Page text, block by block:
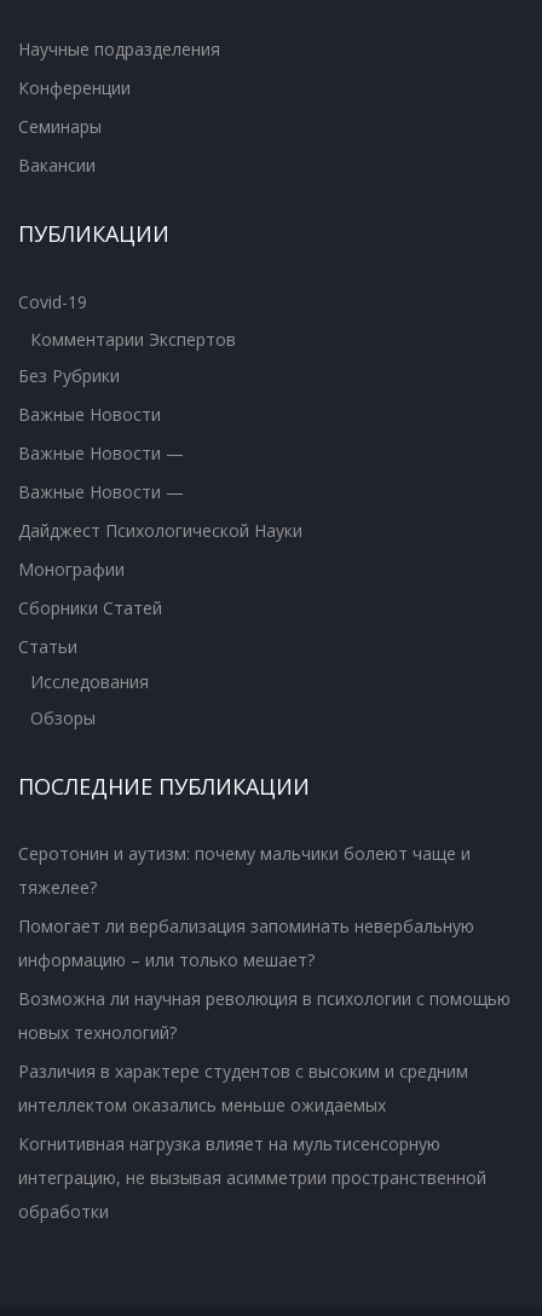
Научные подразделения
Конференции
Семинары
Вакансии
ПУБЛИКАЦИИ
Covid-19
Комментарии Экспертов
Без Рубрики
Важные Новости
Важные Новости —
Важные Новости —
Дайджест Психологической Науки
Монографии
Сборники Статей
Статьи
Исследования
Обзоры
ПОСЛЕДНИЕ ПУБЛИКАЦИИ
Серотонин и аутизм: почему мальчики болеют чаще и
тяжелее?
Помогает ли вербализация запоминать невербальную
информацию – или только мешает?
Возможна ли научная революция в психологии с помощью
новых технологий?
Различия в характере студентов с высоким и средним
интеллектом оказались меньше ожидаемых
Когнитивная нагрузка влияет на мультисенсорную
интеграцию, не вызывая асимметрии пространственной
обработки